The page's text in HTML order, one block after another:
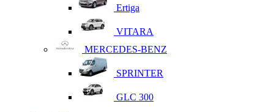
Ertiga
VITARA
MERCEDES-BENZ
SPRINTER
GLC 300